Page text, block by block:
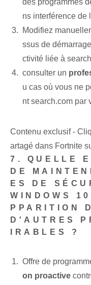
des programmes
ns interférence de
Modifiez
ssus de
ctivité liée à
consulter un
u cas où⁤ vous ne
nt search.com par
Contenu exclusif -
artagé dans Fortnite
7. QUELLE
DE
ES DE
WINDOWS
PPARITION
D'AUTRES
IRABLES ?
Offre de
on proactive